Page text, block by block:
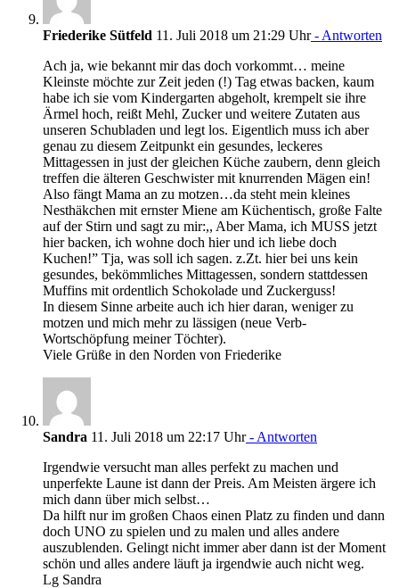
Friederike Sütfeld 11. Juli 2018 um 21:29 Uhr- Antworten
Ach ja, wie bekannt mir das doch vorkommt… meine
Kleinste möchte zur Zeit jeden (!) Tag etwas backen, kaum
habe ich sie vom Kindergarten abgeholt, krempelt sie ihre
Ärmel hoch, reißt Mehl, Zucker und weitere Zutaten aus
unseren Schubladen und legt los. Eigentlich muss ich aber
genau zu diesem Zeitpunkt ein gesundes, leckeres
Mittagessen in just der gleichen Küche zaubern, denn gleich
treffen die älteren Geschwister mit knurrenden Mägen ein!
Also fängt Mama an zu motzen…da steht mein kleines
Nesthäkchen mit ernster Miene am Küchentisch, große Falte
auf der Stirn und sagt zu mir:,, Aber Mama, ich MUSS jetzt
hier backen, ich wohne doch hier und ich liebe doch
Kuchen!” Tja, was soll ich sagen. z.Zt. hier bei uns kein
gesundes, bekömmliches Mittagessen, sondern stattdessen
Muffins mit ordentlich Schokolade und Zuckerguss!
In diesem Sinne arbeite auch ich hier daran, weniger zu
motzen und mich mehr zu lässigen (neue Verb-
Wortschöpfung meiner Töchter).
Viele Grüße in den Norden von Friederike
Sandra 11. Juli 2018 um 22:17 Uhr- Antworten
Irgendwie versucht man alles perfekt zu machen und
unperfekte Laune ist dann der Preis. Am Meisten ärgere ich
mich dann über mich selbst…
Da hilft nur im großen Chaos einen Platz zu finden und dann
doch UNO zu spielen und zu malen und alles andere
auszublenden. Gelingt nicht immer aber dann ist der Moment
schön und alles andere läuft ja irgendwie auch nicht weg.
Lg Sandra